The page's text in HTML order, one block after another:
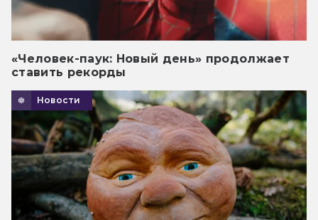
«Человек-паук: Новый день» продолжает
ставить рекорды
Новости